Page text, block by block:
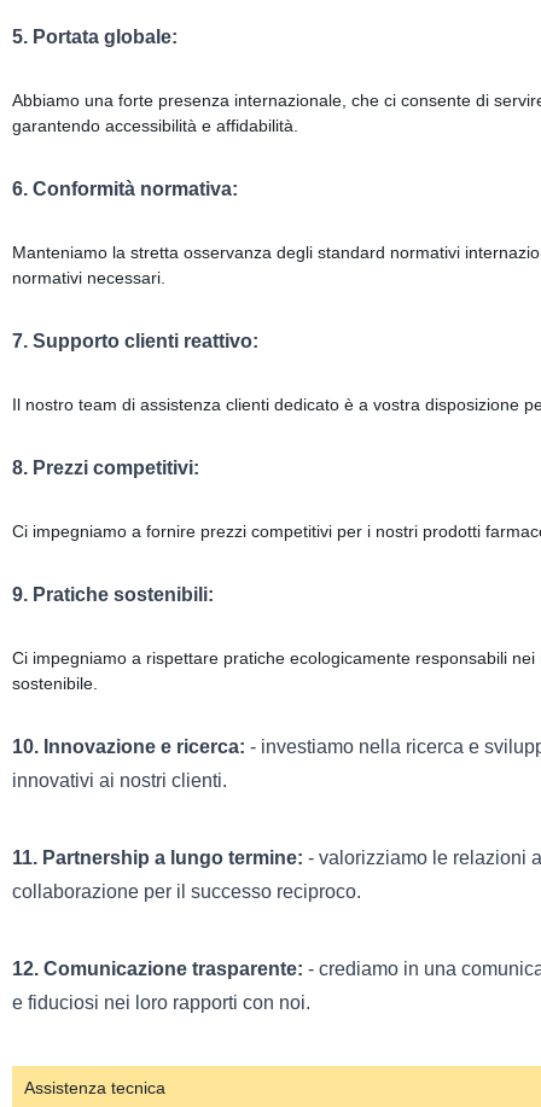
5. Portata globale:
Abbiamo una forte presenza internazionale, che ci consente di
garantendo accessibilità e affidabilità.
6. Conformità normativa:
Manteniamo la stretta osservanza degli standard normativi
normativi necessari.
7. Supporto clienti reattivo:
Il nostro team di assistenza clienti dedicato è a vostra disposizione
8. Prezzi competitivi:
Ci impegniamo a fornire prezzi competitivi per i nostri prodotti
9. Pratiche sostenibili:
Ci impegniamo a rispettare pratiche ecologicamente responsabili
sostenibile.
10. Innovazione e ricerca: - investiamo nella ricerca e
innovativi ai nostri clienti.
11. Partnership a lungo termine: - valorizziamo le relazioni
collaborazione per il successo reciproco.
12. Comunicazione trasparente: - crediamo in una
e fiduciosi nei loro rapporti con noi.
Assistenza tecnica